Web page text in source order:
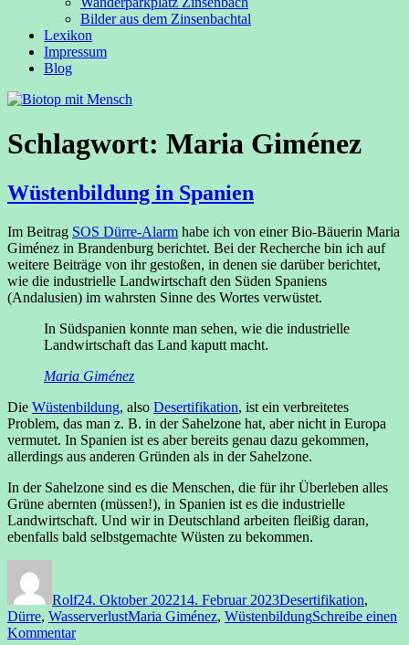
Bilder aus dem Zinsenbachtal
Lexikon
Impressum
Blog
Schlagwort: Maria Giménez
Wüstenbildung in Spanien
Im Beitrag SOS Dürre-Alarm habe ich von einer Bio-Bäuerin Maria
Giménez in Brandenburg berichtet. Bei der Recherche bin ich auf
weitere Beiträge von ihr gestoßen, in denen sie darüber berichtet,
wie die industrielle Landwirtschaft den Süden Spaniens
(Andalusien) im wahrsten Sinne des Wortes verwüstet.
In Südspanien konnte man sehen, wie die industrielle
Landwirtschaft das Land kaputt macht.
Maria Giménez
Die Wüstenbildung, also Desertifikation, ist ein verbreitetes
Problem, das man z. B. in der Sahelzone hat, aber nicht in Europa
vermutet. In Spanien ist es aber bereits genau dazu gekommen,
allerdings aus anderen Gründen als in der Sahelzone.
In der Sahelzone sind es die Menschen, die für ihr Überleben alles
Grüne abernten (müssen!), in Spanien ist es die industrielle
Landwirtschaft. Und wir in Deutschland arbeiten fleißig daran,
ebenfalls bald selbstgemachte Wüsten zu bekommen.
Rolf24. Oktober 202214. Februar 2023Desertifikation,
Dürre, WasserverlustSchlagwörter
Maria Giménez, WüstenbildungSchreibe einen
Kommentarzu